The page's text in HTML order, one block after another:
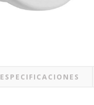
ESPECIFICACIONES